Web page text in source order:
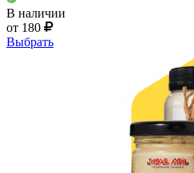
В наличии
от 180
Выбрать